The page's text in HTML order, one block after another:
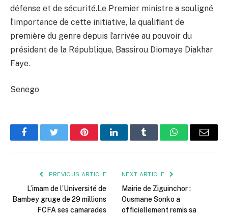
défense et de sécurité.Le Premier ministre a souligné
l’importance de cette initiative, la qualifiant de
première du genre depuis l’arrivée au pouvoir du
président de la République, Bassirou Diomaye Diakhar
Faye.
Senego
FacebookTwitter PinterestLinkedInTumblr WhatsAppEmail
PREVIOUS ARTICLE
L’imam de l’Université de
Bambey gruge de 29 millions
FCFA ses camarades
NEXT ARTICLE
Mairie de Ziguinchor :
Ousmane Sonko a
officiellement remis sa